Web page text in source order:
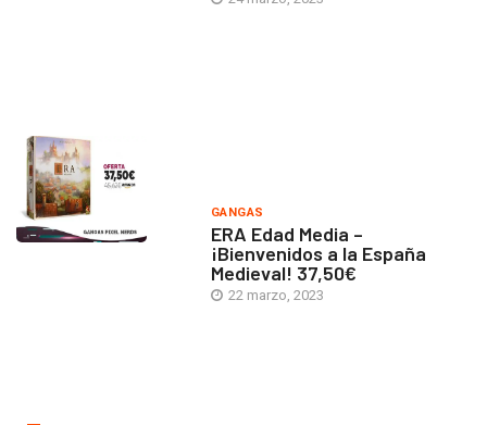
GANGAS
ERA Edad Media –
¡Bienvenidos a la España
Medieval! 37,50€
22 marzo, 2023